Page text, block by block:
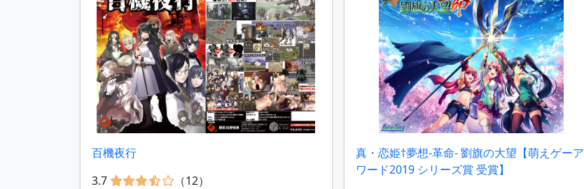
百機夜行
3.7
（12）
真・恋姫†夢想-革命- 劉旗の大望【萌えゲーア
ワード2019 シリーズ賞 受賞】